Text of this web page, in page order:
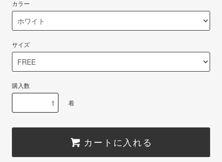
カラー
サイズ
購入数
着
カートに入れる